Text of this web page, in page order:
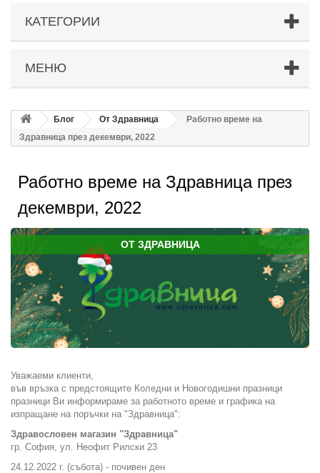
КАТЕГОРИИ
МЕНЮ
Блог От Здравница
Работно време на
Здравница през декември, 2022
Работно време на Здравница през
декември, 2022
ОТ ЗДРАВНИЦА
Уважаеми клиенти,
във връзка с предстоящите Коледни и Новогодишни празници
празници Ви информираме за работното време и графика на
изпращане на поръчки на "Здравница":
Здравословен магазин "Здравница"
гр. София, ул. Неофит Рилски 23
24.12.2022 г. (събота) - почивен ден